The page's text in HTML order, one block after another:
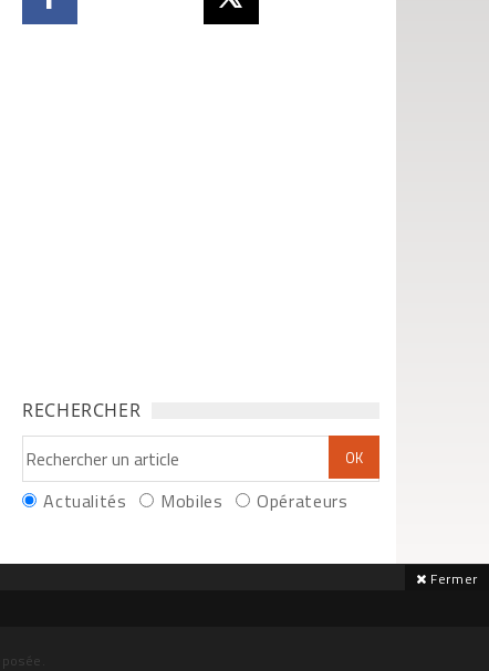
RECHERCHER
Actualités Mobiles Opérateurs
Fermer